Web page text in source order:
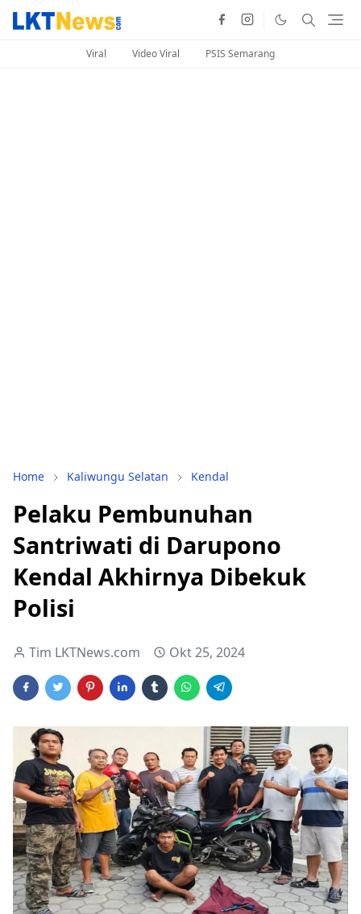
Viral Video Viral PSIS Semarang
Home Kaliwungu Selatan Kendal
Pelaku Pembunuhan
Santriwati di Darupono
Kendal Akhirnya Dibekuk
Polisi
Tim LKTNews.com Okt 25, 2024